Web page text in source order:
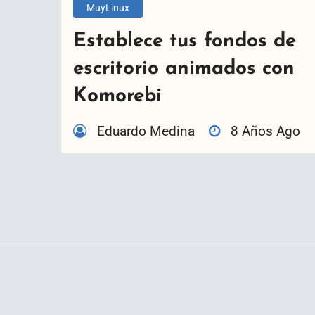
MuyLinux
Establece tus fondos de
escritorio animados con
Komorebi
Eduardo Medina 8 Años Ago